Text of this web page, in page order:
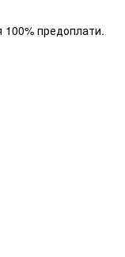
100% предоплати.